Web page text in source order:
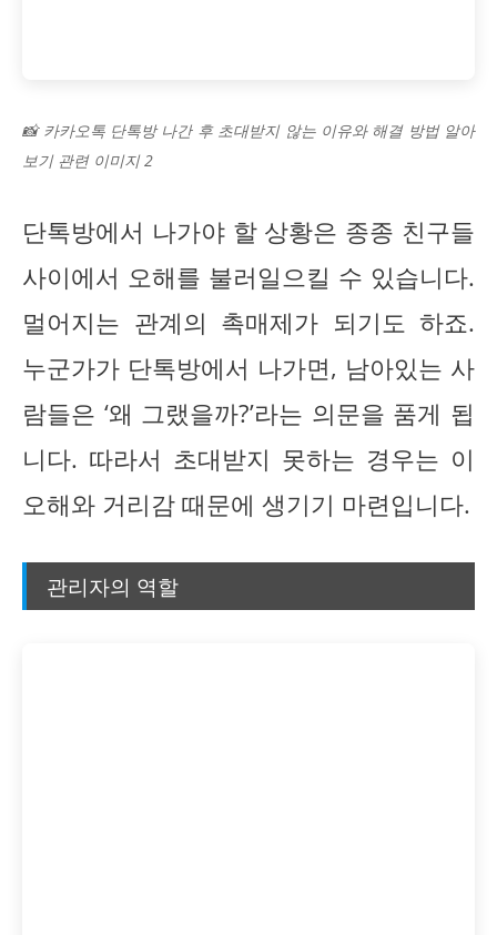
📸 카카오톡 단톡방 나간 후 초대받지 않는 이유와 해결 방법 알아
보기 관련 이미지 2
단톡방에서 나가야 할 상황은 종종 친구들
사이에서 오해를 불러일으킬 수 있습니다.
멀어지는 관계의 촉매제가 되기도 하죠.
누군가가 단톡방에서 나가면, 남아있는 사
람들은 ‘왜 그랬을까?’라는 의문을 품게 됩
니다. 따라서 초대받지 못하는 경우는 이
오해와 거리감 때문에 생기기 마련입니다.
관리자의 역할